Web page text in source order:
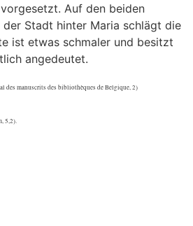
Auf den beiden
Stadt hinter Maria schlägt die
ist etwas schmaler und besitzt
angedeutet.
des manuscrits des bibliothèques de Belgique, 2)
5,2).